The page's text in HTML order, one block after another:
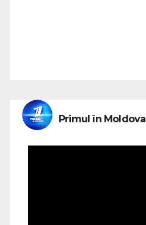
Primul în Moldova